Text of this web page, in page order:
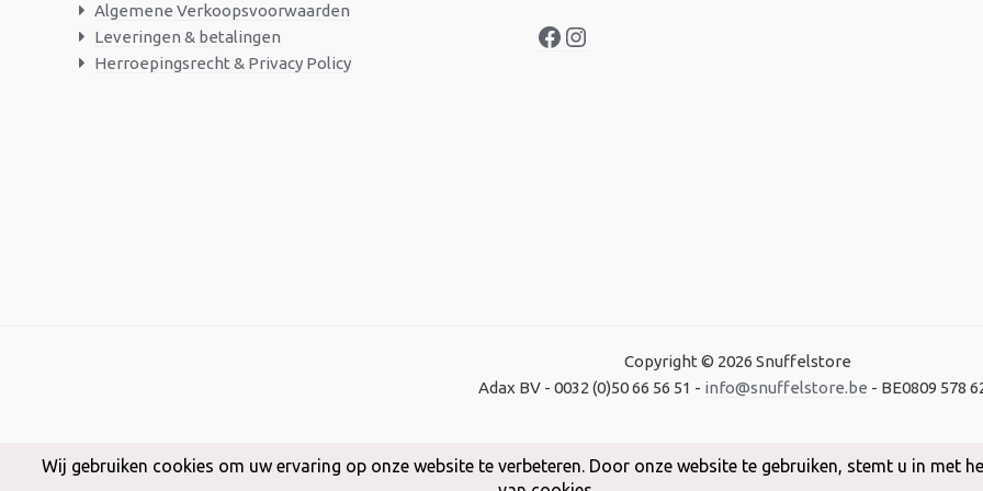
Algemene Verkoopsvoorwaarden
Leveringen & betalingen
Herroepingsrecht & Privacy Policy
Copyright © 2026 Snuffelstore
Adax BV - 0032 (0)50 66 56 51 - info@snuffelstore.be - BE0809 578